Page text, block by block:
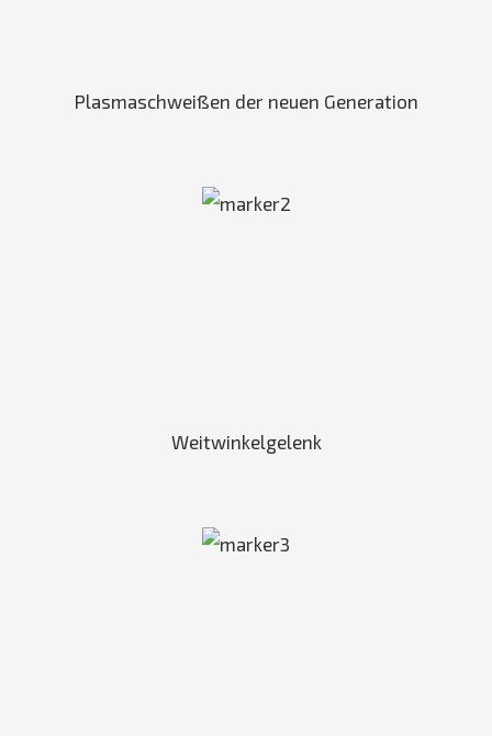
Plasmaschweißen der neuen Generation
Weitwinkelgelenk